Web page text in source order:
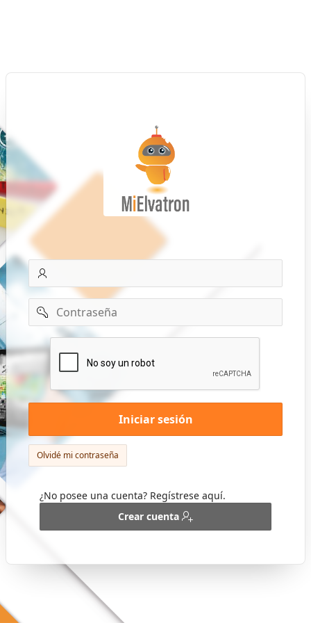
Correo
electrónico
Contraseña
Captcha
Iniciar sesión
Olvidé mi contraseña
¿No posee una cuenta? Regístrese aquí.
Crear cuenta